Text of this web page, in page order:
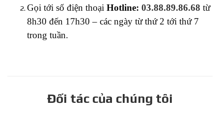
Gọi tới số điện thoại Hotline: 03.88.89.86.68 từ
8h30 đến 17h30 – các ngày từ thứ 2 tới thứ 7
trong tuần.
Đối tác của chúng tôi